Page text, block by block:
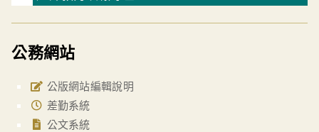
公務網站
公版網站編輯說明
差勤系統
公文系統